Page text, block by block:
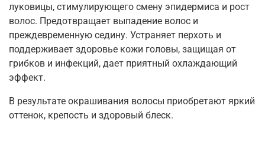
луковицы, стимулирующего смену эпидермиса и рост
волос. Предотвращает выпадение волос и
преждевременную седину. Устраняет перхоть и
поддерживает здоровье кожи головы, защищая от
грибков и инфекций, дает приятный охлаждающий
эффект.
В результате окрашивания волосы приобретают яркий
оттенок, крепость и здоровый блеск.